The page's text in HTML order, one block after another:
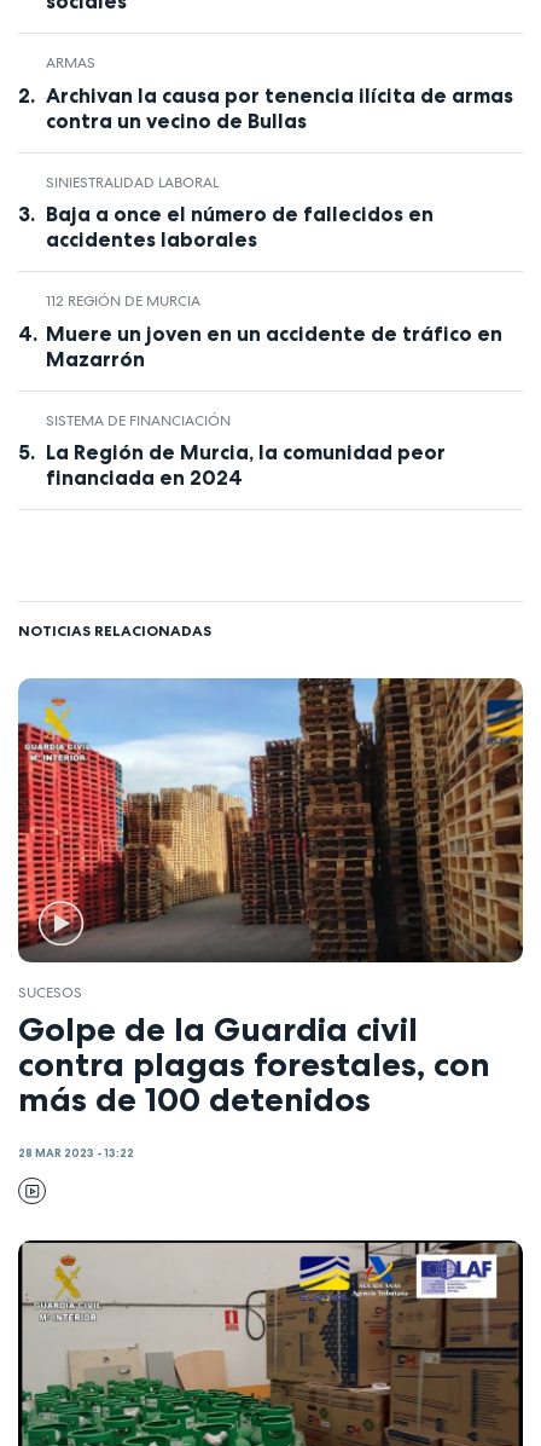
ARMAS
Archivan la causa por tenencia ilícita de armas
contra un vecino de Bullas
SINIESTRALIDAD LABORAL
Baja a once el número de fallecidos en
accidentes laborales
112 REGIÓN DE MURCIA
Muere un joven en un accidente de tráfico en
Mazarrón
SISTEMA DE FINANCIACIÓN
La Región de Murcia, la comunidad peor
financiada en 2024
NOTICIAS RELACIONADAS
SUCESOS
Golpe de la Guardia civil
contra plagas forestales, con
más de 100 detenidos
28 MAR 2023 - 13:22